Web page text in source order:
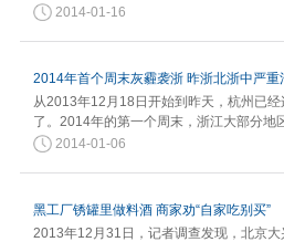
2014-01-16
2014年首个周末灰霾袭浙 昨浙北浙中严重
从2013年12月18日开始到昨天，杭州已
了。2014年的第一个周末，浙江大部分地
2014-01-06
黑工厂锈罐里做料酒 商家劝“自家吃别买”
2013年12月31日，记者调查发现，北京